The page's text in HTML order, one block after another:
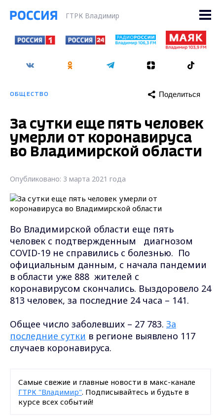
ГТРК Владимир
ОБЩЕСТВО Поделиться
За сутки еще пять человек
умерли от коронавируса
во Владимирской области
Опубликовано: 3 марта 2021 года
Во Владимирской области еще пять
человек с подтвержденным диагнозом
COVID-19 не справились с болезнью. По
официальным данным, с начала пандемии
в области уже 888 жителей с
коронавирусом скончались. Выздоровело 24
813 человек, за последние 24 часа – 141.
Общее число заболевших – 27 783. За
последние сутки в регионе выявлено 117
случаев коронавируса.
Самые свежие и главные новости в макс-канале
ГТРК "Владимир". Подписывайтесь и будьте в
курсе всех событий!